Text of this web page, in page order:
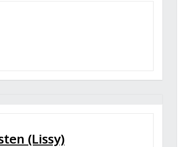
(Lissy)